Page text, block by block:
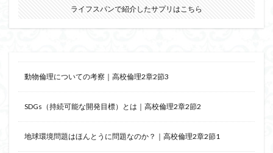
ライフスパンで紹介したサプリはこちら
動物倫理についての考察｜高校倫理2章2節3
SDGs（持続可能な開発目標）とは｜高校倫理2章2節2
地球環境問題はほんとうに問題なのか？｜高校倫理2章2節1